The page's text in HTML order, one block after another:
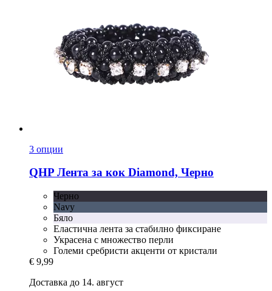
3 опции
QHP Лента за кок Diamond, Черно
Черно
Navy
Бяло
Еластична лента за стабилно фиксиране
Украсена с множество перли
Големи сребристи акценти от кристали
€ 9,99
Доставка до 14. август